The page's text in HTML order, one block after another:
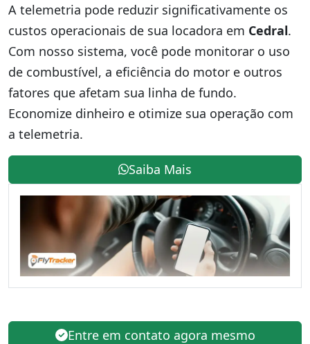
A telemetria pode reduzir significativamente os
custos operacionais de sua locadora em Cedral.
Com nosso sistema, você pode monitorar o uso
de combustível, a eficiência do motor e outros
fatores que afetam sua linha de fundo.
Economize dinheiro e otimize sua operação com
a telemetria.
Saiba Mais
Entre em contato agora mesmo